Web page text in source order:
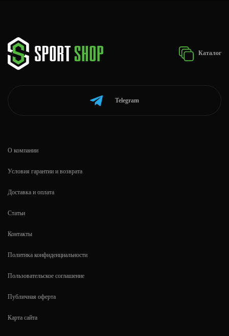
Каталог
Telegram
О компании
Условия гарантии и возврата
Доставка и оплата
Статьи
Контакты
Политика конфиденциальности
Пользовательское соглашение
Публичная оферта
Карта сайта